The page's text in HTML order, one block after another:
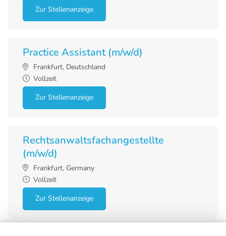
Zur Stellenanzeige
Practice Assistant (m/w/d)
Frankfurt, Deutschland
Vollzeit
Zur Stellenanzeige
Rechtsanwaltsfachangestellte
(m/w/d)
Frankfurt, Germany
Vollzeit
Zur Stellenanzeige